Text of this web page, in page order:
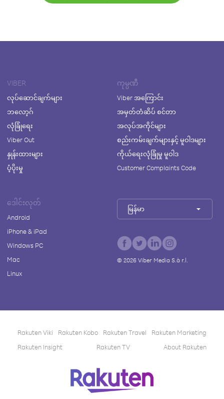
VIBER
လုပ်ဆောင်ချက်များ
ဘလော့ဂ်
လုံခြုံရေး
Viber Out
နှုန်းထားများ
ပံ့ပိုးမှု
ကုမ္ပဏီ
Viber အကြောင်း
အမှတ်တံဆိပ် စင်တာ
အလုပ်အကိုင်များ
စည်းကမ်းချက်များနှင့် မူဝါဒများ
ကိုယ်ရေးလုံခြုံမှု မူဝါဒ
Customer Complaints Code
ဒေါင်းလုတ်
Android
iPhone & iPad
Windows PC
Mac
Linux
မြန်မာ
© 2026Viber Media S.à r.l.
Rakuten Viki Rakuten Kobo Rakuten Travel
Rakuten Marketing
Rakuten Insight
Rakuten TV About Rakuten